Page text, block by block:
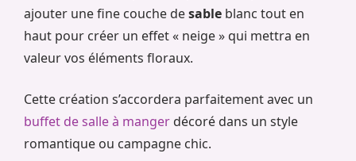
ajouter une fine couche desable blanc tout en
haut pour créer un effet « neige » qui mettra en
valeur vos éléments floraux.
Cette création s’accordera parfaitement avec un
buffet de salle à manger décoré dans un style
romantique ou campagne chic.